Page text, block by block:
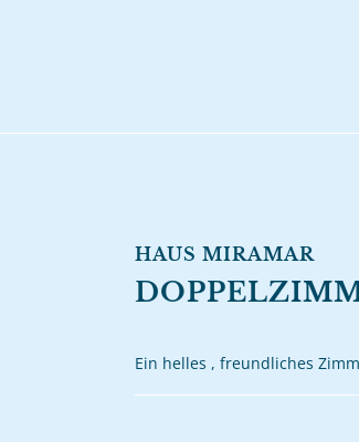
HAUS MIRAMAR
Ein helles , freundliches